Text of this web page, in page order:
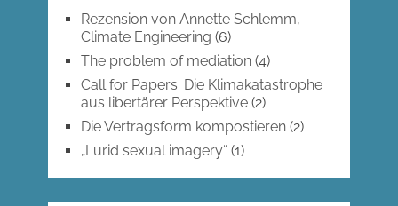
Rezension von Annette Schlemm,
Climate Engineering (6)
The problem of mediation(4)
Call for Papers: Die Klimakatastrophe
aus libertärer Perspektive(2)
Die Vertragsform kompostieren(2)
„Lurid sexual imagery“ (1)